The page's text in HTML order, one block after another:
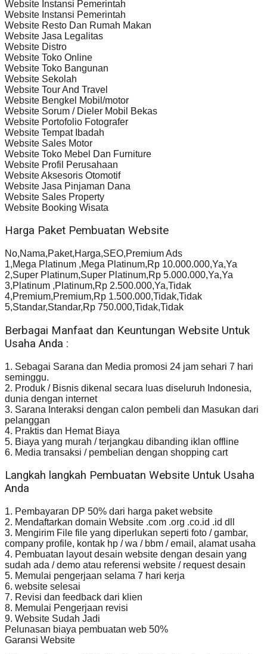
Website Instansi Pemerintah
Website Instansi Pemerintah
Website Resto Dan Rumah Makan
Website Jasa Legalitas
Website Distro
Website Toko Online
Website Toko Bangunan
Website Sekolah
Website Tour And Travel
Website Bengkel Mobil/motor
Website Sorum / Dieler Mobil Bekas
Website Portofolio Fotografer
Website Tempat Ibadah
Website Sales Motor
Website Toko Mebel Dan Furniture
Website Profil Perusahaan
Website Aksesoris Otomotif
Website Jasa Pinjaman Dana
Website Sales Property
Website Booking Wisata
Harga Paket Pembuatan Website
No,Nama,Paket,Harga,SEO,Premium Ads
1,Mega Platinum ,Mega Platinum,Rp 10.000.000,Ya,Ya
2,Super Platinum,Super Platinum,Rp 5.000.000,Ya,Ya
3,Platinum ,Platinum,Rp 2.500.000,Ya,Tidak
4,Premium,Premium,Rp 1.500.000,Tidak,Tidak
5,Standar,Standar,Rp 750.000,Tidak,Tidak
Berbagai Manfaat dan Keuntungan Website Untuk
Usaha Anda :
1. Sebagai Sarana dan Media promosi 24 jam sehari 7 hari
seminggu.
2. Produk / Bisnis dikenal secara luas diseluruh Indonesia,
dunia dengan internet
3. Sarana Interaksi dengan calon pembeli dan Masukan dari
pelanggan
4. Praktis dan Hemat Biaya
5. Biaya yang murah / terjangkau dibanding iklan offline
6. Media transaksi / pembelian dengan shopping cart
Langkah langkah Pembuatan Website Untuk Usaha
Anda
1. Pembayaran DP 50% dari harga paket website
2. Mendaftarkan domain Website .com .org .co.id .id dll
3. Mengirim File file yang diperlukan seperti foto / gambar,
company profile, kontak hp / wa / bbm / email, alamat usaha
4. Pembuatan layout desain website dengan desain yang
sudah ada / demo atau referensi website / request desain
5. Memulai pengerjaan selama 7 hari kerja
6. website selesai
7. Revisi dan feedback dari klien
8. Memulai Pengerjaan revisi
9. Website Sudah Jadi
Pelunasan biaya pembuatan web 50%
Garansi Website